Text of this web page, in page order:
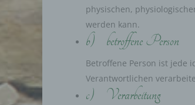
physischen,
werden kann.
b) betroffene Person
Betroffene Person ist jede
Verantwortlichen
c) Verarbeitung